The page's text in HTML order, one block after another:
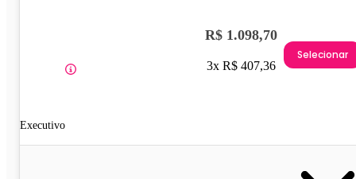
Executivo
R$ 1.098,70
3x R$ 407,36
Selecionar